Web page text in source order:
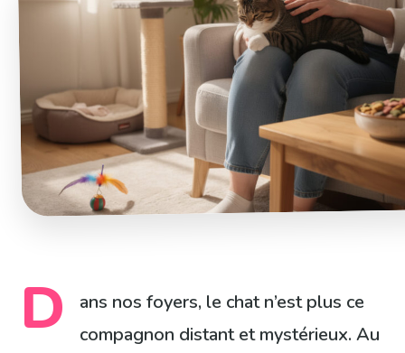
D
ans nos foyers, le chat n’est plus ce
compagnon distant et mystérieux. Au